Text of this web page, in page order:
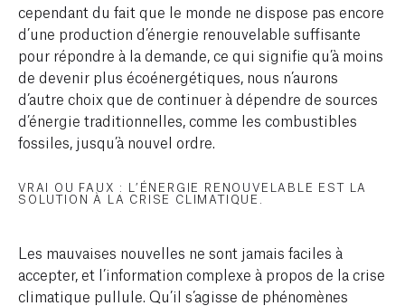
cependant du fait que le monde ne dispose pas encore
d’une production d’énergie renouvelable suffisante
pour répondre à la demande, ce qui signifie qu’à moins
de devenir plus écoénergétiques, nous n’aurons
d’autre choix que de continuer à dépendre de sources
d’énergie traditionnelles, comme les combustibles
fossiles, jusqu’à nouvel ordre.
VRAI OU FAUX : L’ÉNERGIE RENOUVELABLE EST LA
SOLUTION À LA CRISE CLIMATIQUE.
Les mauvaises nouvelles ne sont jamais faciles à
accepter, et l’information complexe à propos de la crise
climatique pullule. Qu’il s’agisse de phénomènes